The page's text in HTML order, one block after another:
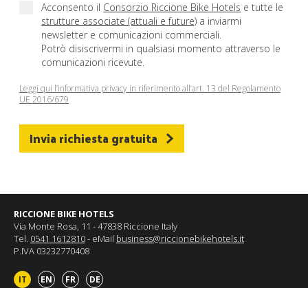
Acconsento il Consorzio Riccione Bike Hotels e tutte le
strutture associate (attuali e future) a inviarmi
newsletter e comunicazioni commerciali.
Potrò disiscrivermi in qualsiasi momento attraverso le
comunicazioni ricevute.
Leggi qui l’informativa privacy in riferimento all’art. 13 del Regolamento
UE 2016/679
Invia richiesta gratuita
RICCIONE BIKE HOTELS
Via Monte Rosa, 11 - 47838 Riccione Italy
Tel. 0541 1612810- eMail business@riccionebikehotels.it
P.IVA 03232770408
IT EN FR DE